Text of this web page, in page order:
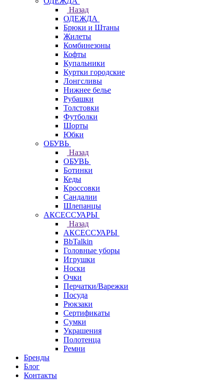
Назад
ОДЕЖДА
Брюки и Штаны
Жилеты
Комбинезоны
Кофты
Купальники
Куртки городские
Лонгсливы
Нижнее белье
Рубашки
Толстовки
Футболки
Шорты
Юбки
ОБУВЬ
Назад
ОБУВЬ
Ботинки
Кеды
Кроссовки
Сандалии
Шлепанцы
АКСЕССУАРЫ
Назад
АКСЕССУАРЫ
BbTalkin
Головные уборы
Игрушки
Носки
Очки
Перчатки/Варежки
Посуда
Рюкзаки
Сертификаты
Сумки
Украшения
Полотенца
Ремни
Бренды
Блог
Контакты